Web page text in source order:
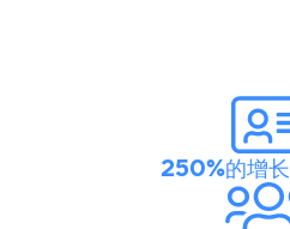
250%的增长